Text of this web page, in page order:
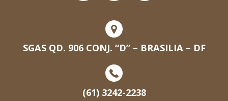
SGAS QD. 906 CONJ. “D” – BRASILIA – DF
(61) 3242-2238